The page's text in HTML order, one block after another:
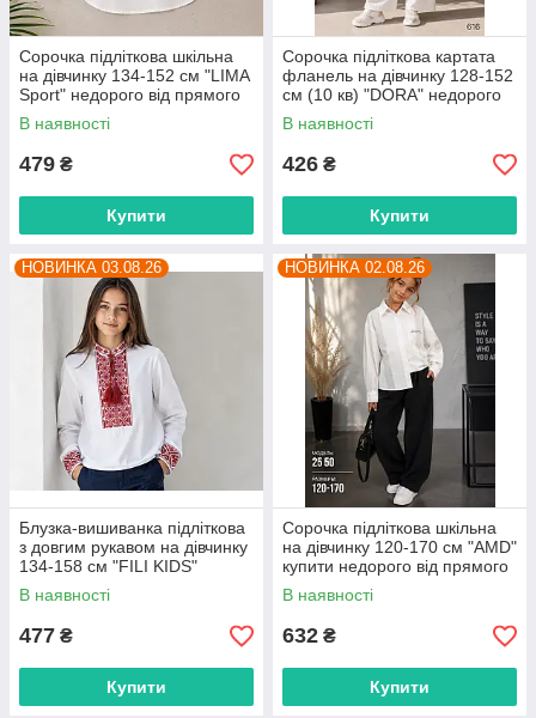
Сорочка підліткова шкільна
на дівчинку 134-152 см "LIMA
Sport" недорого від прямого
постачальника
В наявності
479 ₴
Купити
Сорочка підліткова картата
фланель на дівчинку 128-152
см (10 кв) "DORA" недорого
від прямого постачальника
В наявності
426 ₴
Купити
НОВИНКА 03.08.26
Блузка-вишиванка підліткова
з довгим рукавом на дівчинку
134-158 см "FILI KIDS"
недорого від прямого
постачальника
В наявності
477 ₴
Купити
НОВИНКА 02.08.26
Сорочка підліткова шкільна
на дівчинку 120-170 см "AMD"
купити недорого від прямого
постачальника
В наявності
632 ₴
Купити